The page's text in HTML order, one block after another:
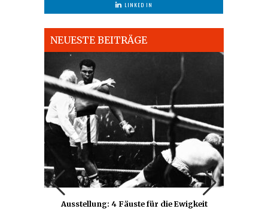
LINKED IN
NEUESTE BEITRÄGE
Ausstellung: 4 Fäuste für die Ewigkeit